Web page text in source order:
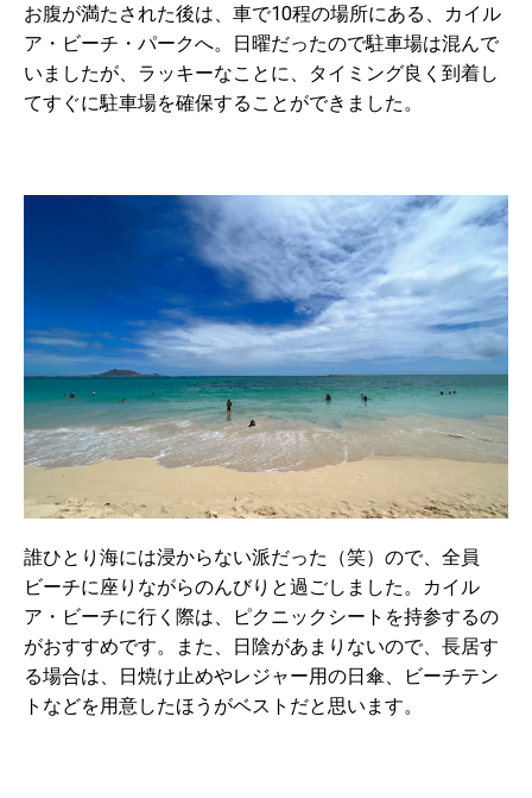
お腹が満たされた後は、車で10程の場所にある、カイル
ア・ビーチ・パークへ。日曜だったので駐車場は混んで
いましたが、ラッキーなことに、タイミング良く到着し
てすぐに駐車場を確保することができました。
誰ひとり海には浸からない派だった（笑）ので、全員
ビーチに座りながらのんびりと過ごしました。カイル
ア・ビーチに行く際は、ピクニックシートを持参するの
がおすすめです。また、日陰があまりないので、長居す
る場合は、日焼け止めやレジャー用の日傘、ビーチテン
トなどを用意したほうがベストだと思います。